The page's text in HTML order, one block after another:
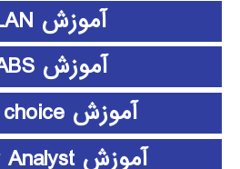
آموزش ePLAN
آموزش ETABS
آموزش expert choice
آموزش Frontier Analyst